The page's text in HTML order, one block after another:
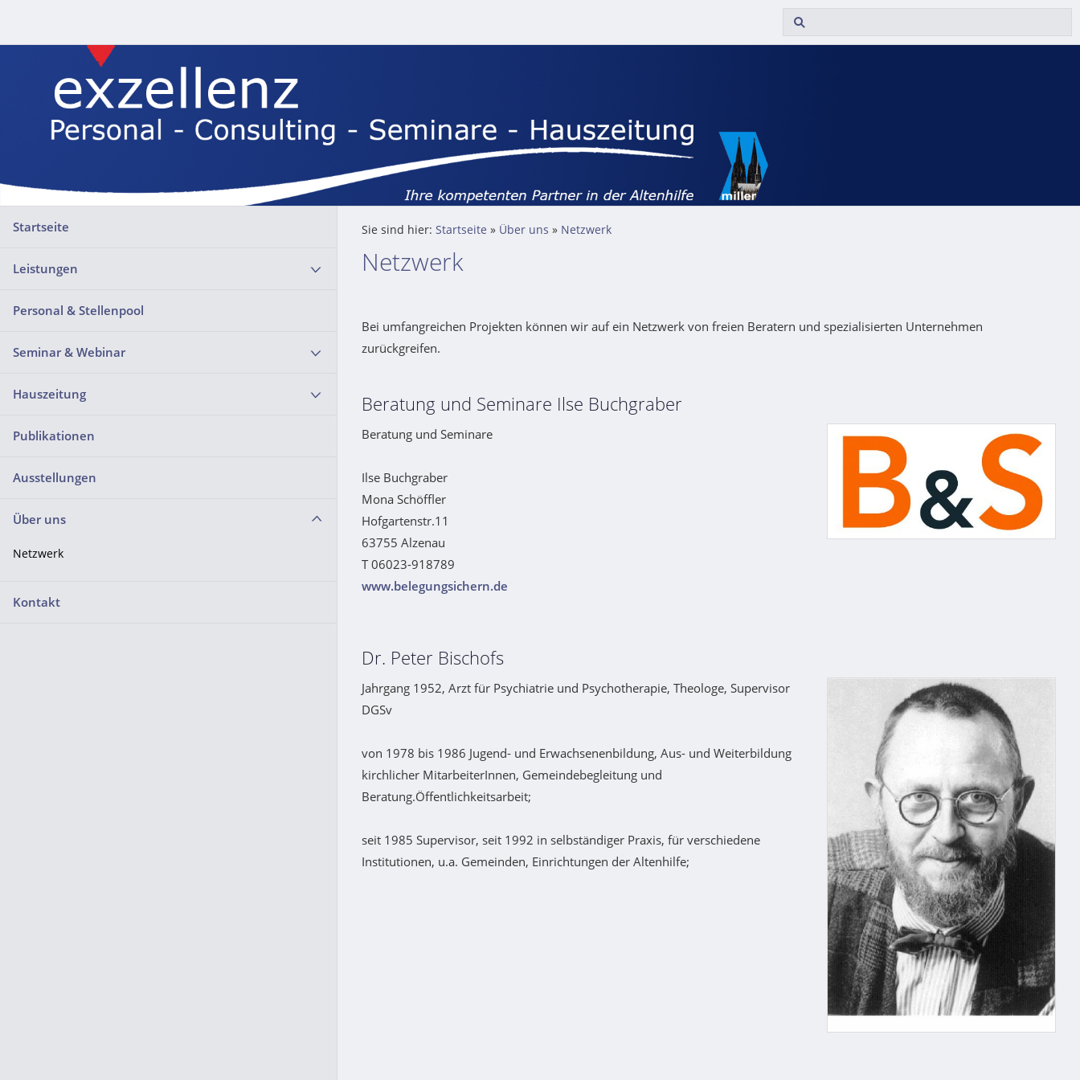
Startseite
Leistungen
Personal & Stellenpool
Seminar & Webinar
Hauszeitung
Publikationen
Ausstellungen
Über uns
Netzwerk
Kontakt
Sie sind hier: Startseite » Über uns » Netzwerk
Netzwerk
Bei umfangreichen Projekten können wir auf ein Netzwerk von freien Beratern und spezialisierten Unternehmen
zurückgreifen.
Beratung und Seminare Ilse Buchgraber
Beratung und Seminare
Ilse Buchgraber
Mona Schöffler
Hofgartenstr.11
63755 Alzenau
T 06023-918789
www.belegungsichern.de
Dr. Peter Bischofs
Jahrgang 1952, Arzt für Psychiatrie und Psychotherapie, Theologe, Supervisor
DGSv
von 1978 bis 1986 Jugend- und Erwachsenenbildung, Aus- und Weiterbildung
kirchlicher MitarbeiterInnen, Gemeindebegleitung und
Beratung.Öffentlichkeitsarbeit;
seit 1985 Supervisor, seit 1992 in selbständiger Praxis, für verschiedene
Institutionen, u.a. Gemeinden, Einrichtungen der Altenhilfe;